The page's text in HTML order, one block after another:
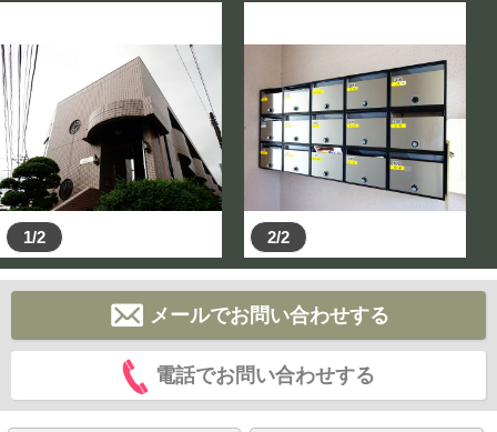
1/2 2/2
メールでお問い合わせする
電話でお問い合わせする